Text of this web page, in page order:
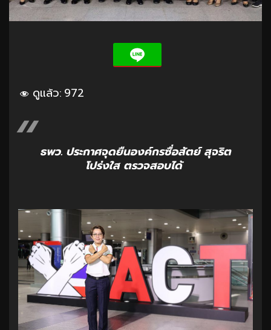
ดูแล้ว: 972
ธพว. ประกาศจุดยืนองค์กรซื่อสัตย์ สุจริต
โปร่งใส ตรวจสอบได้